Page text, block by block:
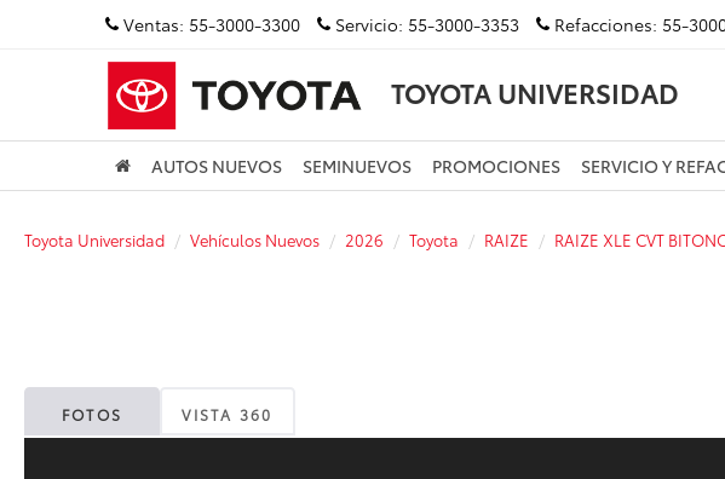
Ventas: 55-3000-3300 Servicio: 55-3000-3353 Refacciones: 55-
TOYOTA UNIVERSIDAD
AUTOS NUEVOS SEMINUEVOS PROMOCIONES SERVICIO Y
Toyota Universidad Vehículos Nuevos 2026 Toyota RAIZE RAIZE XLE CVT
FOTOS VISTA 360